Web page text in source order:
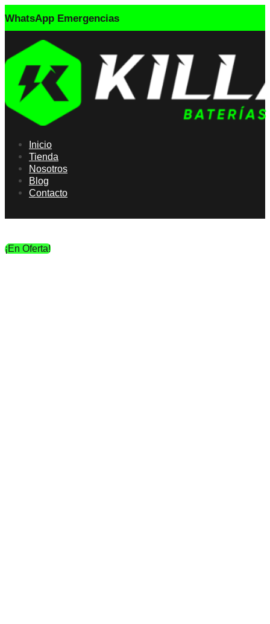
WhatsApp Emergencias
Inicio
Tienda
Nosotros
Blog
Contacto
¡En Oferta!